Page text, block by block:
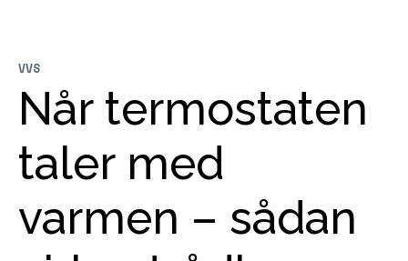
Når termostaten
taler med
varmen – sådan
VVS